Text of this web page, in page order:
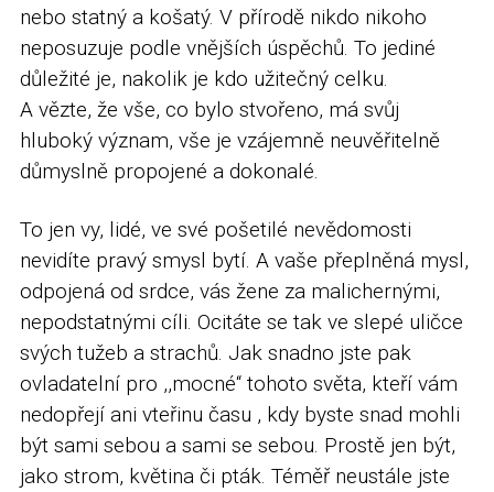
nebo statný a košatý. V přírodě nikdo nikoho
neposuzuje podle vnějších úspěchů. To jediné
důležité je, nakolik je kdo užitečný celku.
A vězte, že vše, co bylo stvořeno, má svůj
hluboký význam, vše je vzájemně neuvěřitelně
důmyslně propojené a dokonalé.
To jen vy, lidé, ve své pošetilé nevědomosti
nevidíte pravý smysl bytí. A vaše přeplněná mysl,
odpojená od srdce, vás žene za malichernými,
nepodstatnými cíli. Ocitáte se tak ve slepé uličce
svých tužeb a strachů. Jak snadno jste pak
ovladatelní pro ,,mocné“ tohoto světa, kteří vám
nedopřejí ani vteřinu času , kdy byste snad mohli
být sami sebou a sami se sebou. Prostě jen být,
jako strom, květina či pták. Téměř neustále jste